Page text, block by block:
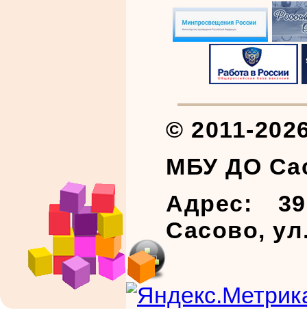
© 2011-
МБУ ДО
Адрес:
Сасово,